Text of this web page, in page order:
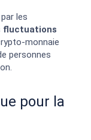
les
fluctuations
monnaie
personnes
pour la